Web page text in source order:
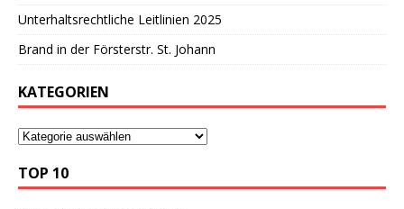
Unterhaltsrechtliche Leitlinien 2025
Brand in der Försterstr. St. Johann
KATEGORIEN
TOP 10